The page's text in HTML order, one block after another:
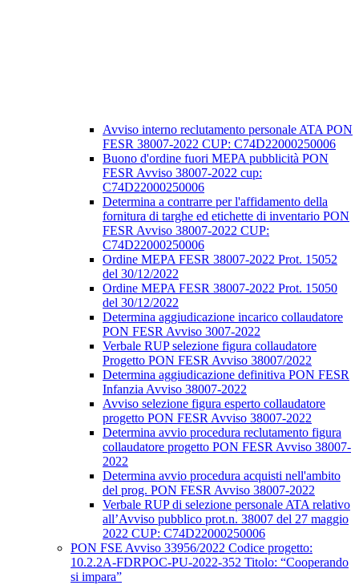
Avviso interno reclutamento personale ATA PON
FESR 38007-2022 CUP: C74D22000250006
Buono d'ordine fuori MEPA pubblicità PON
FESR Avviso 38007-2022 cup:
C74D22000250006
Determina a contrarre per l'affidamento della
fornitura di targhe ed etichette di inventario PON
FESR Avviso 38007-2022 CUP:
C74D22000250006
Ordine MEPA FESR 38007-2022 Prot. 15052
del 30/12/2022
Ordine MEPA FESR 38007-2022 Prot. 15050
del 30/12/2022
Determina aggiudicazione incarico collaudatore
PON FESR Avviso 3007-2022
Verbale RUP selezione figura collaudatore
Progetto PON FESR Avviso 38007/2022
Determina aggiudicazione definitiva PON FESR
Infanzia Avviso 38007-2022
Avviso selezione figura esperto collaudatore
progetto PON FESR Avviso 38007-2022
Determina avvio procedura reclutamento figura
collaudatore progetto PON FESR Avviso 38007-
2022
Determina avvio procedura acquisti nell'ambito
del prog. PON FESR Avviso 38007-2022
Verbale RUP di selezione personale ATA relativo
all’Avviso pubblico prot.n. 38007 del 27 maggio
2022 CUP: C74D22000250006
PON FSE Avviso 33956/2022 Codice progetto:
10.2.2A-FDRPOC-PU-2022-352 Titolo: “Cooperando
si impara”